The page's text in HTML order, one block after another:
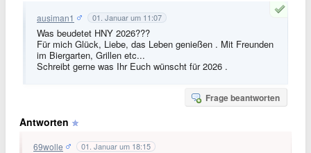
ausiman1 01. Januar um 11:07
Was beudetet HNY 2026???
Für mich Glück, Liebe, das Leben genießen . Mit Freunden
im Biergarten, Grillen etc...
Schreibt gerne was Ihr Euch wünscht für 2026 .
Frage beantworten
Antworten
69wolle 01. Januar um 18:15